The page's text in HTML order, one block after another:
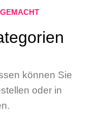
können Sie
oder in